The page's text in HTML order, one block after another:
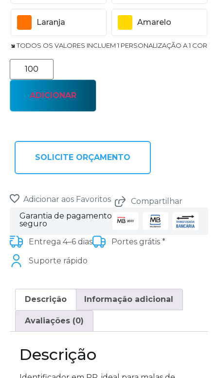
Laranja Amarelo
🢆 TODOS OS VALORES INCLUEM 1 PERSONALIZAÇÃO A 1 COR
ADICIONAR
SOLICITE ORÇAMENTO
Adicionar aos Favoritos
Compartilhar
Garantia de pagamento
seguro
Entrega 4–6 dias
Portes grátis *
Suporte rápido
Descrição Informação adicional
Avaliações (0)
Descrição